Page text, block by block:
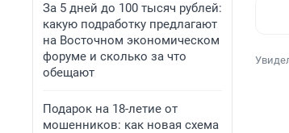
За 5 дней до 100 тысяч рублей:
какую подработку предлагают
на Восточном экономическом
форуме и сколько за что
обещают
Подарок на 18-летие от
мошенников: как новая схема